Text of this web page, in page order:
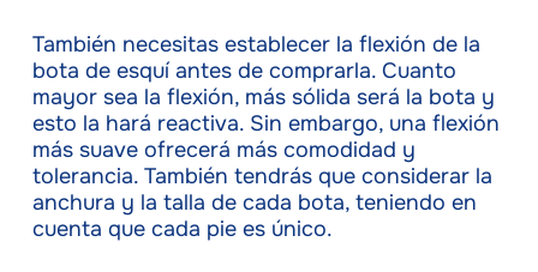
También necesitas establecer la flexión de la
bota de esquí antes de comprarla. Cuanto
mayor sea la flexión, más sólida será la bota y
esto la hará reactiva. Sin embargo, una flexión
más suave ofrecerá más comodidad y
tolerancia. También tendrás que considerar la
anchura y la talla de cada bota, teniendo en
cuenta que cada pie es único.